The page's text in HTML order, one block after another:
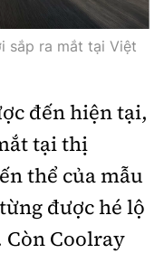
phường Giảng Võ,
sắp ra mắt tại Việt
đến hiện tại,
tại thị
thể của mẫu
được hé lộ
Còn Coolray